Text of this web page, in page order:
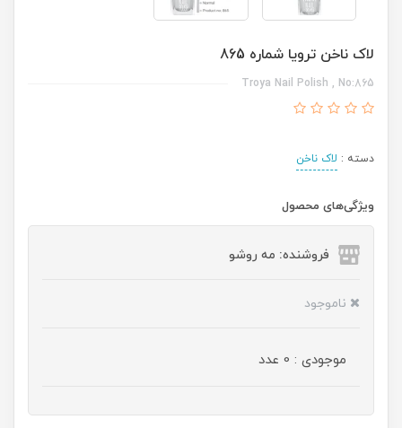
لاک ناخن ترویا شماره 865
Troya Nail Polish , No:865
دسته : لاک ناخن
ویژگی‌های محصول
فروشنده: مه رو‌شو
ناموجود
موجودی : 0 عدد